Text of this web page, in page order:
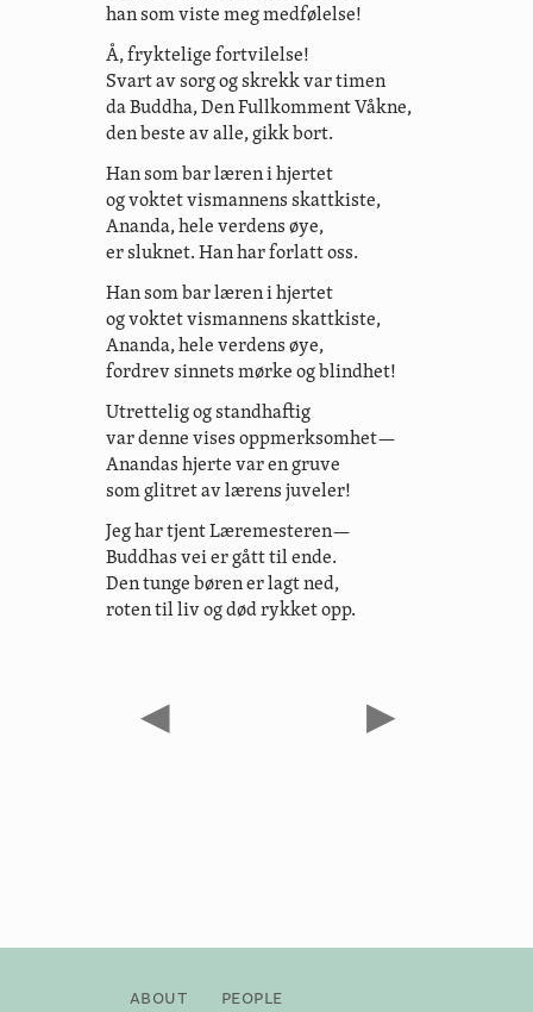
han som viste meg medfølelse!
Å, fryktelige fortvilelse!
Svart av sorg og skrekk var timen
da Buddha, Den Fullkomment Våkne,
den beste av alle, gikk bort.
Han som bar læren i hjertet
og voktet vismannens skattkiste,
Ananda, hele verdens øye,
er sluknet. Han har forlatt oss.
Han som bar læren i hjertet
og voktet vismannens skattkiste,
Ananda, hele verdens øye,
fordrev sinnets mørke og blindhet!
Utrettelig og standhaftig
var denne vises oppmerksomhet—
Anandas hjerte var en gruve
som glitret av lærens juveler!
Jeg har tjent Læremesteren—
Buddhas vei er gått til ende.
Den tunge børen er lagt ned,
roten til liv og død rykket opp.
◀ ▶
About People